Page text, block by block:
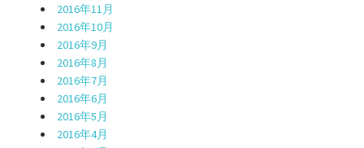
2016年11月
2016年10月
2016年9月
2016年8月
2016年7月
2016年6月
2016年5月
2016年4月